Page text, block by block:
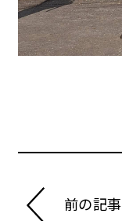
前の記事